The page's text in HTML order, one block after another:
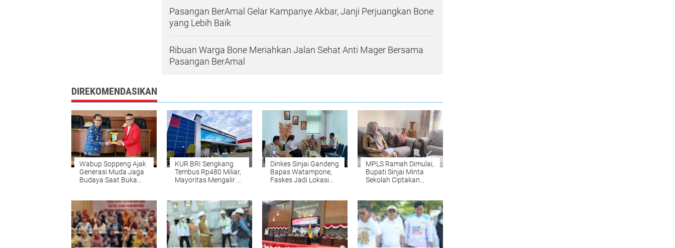
Pasangan BerAmal Gelar Kampanye Akbar, Janji Perjuangkan Bone
yang Lebih Baik
Ribuan Warga Bone Meriahkan Jalan Sehat Anti Mager Bersama
Pasangan BerAmal
DIREKOMENDASIKAN
Wabup Soppeng Ajak
Generasi Muda Jaga
Budaya Saat Buka
KUR BRI Sengkang
Tembus Rp480 Miliar,
Mayoritas Mengalir ke
Dinkes Sinjai Gandeng
Bapas Watampone,
Faskes Jadi Lokasi
MPLS Ramah Dimulai,
Bupati Sinjai Minta
Sekolah Ciptakan